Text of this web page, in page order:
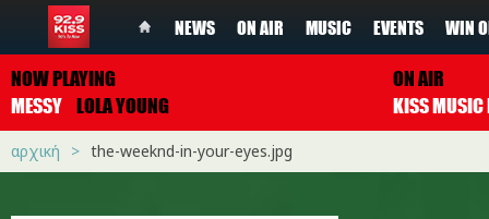
NEWS ON AIR MUSIC EVENTS WIN
NOW PLAYING
MESSY LOLA YOUNG
ON AIR
αρχική the-weeknd-in-your-eyes.jpg